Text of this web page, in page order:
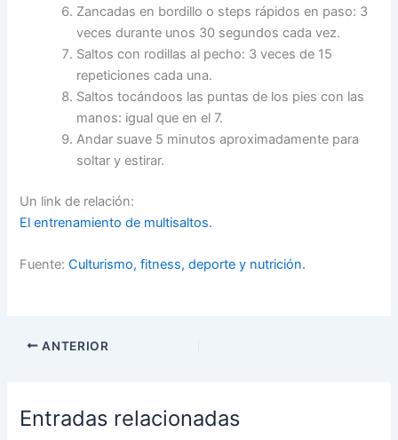
Zancadas en bordillo o steps rápidos en paso: 3
veces durante unos 30 segundos cada vez.
Saltos con rodillas al pecho: 3 veces de 15
repeticiones cada una.
Saltos tocándoos las puntas de los pies con las
manos: igual que en el 7.
Andar suave 5 minutos aproximadamente para
soltar y estirar.
Un link de relación:
El entrenamiento de multisaltos.
Fuente:Culturismo, fitness, deporte y nutrición.
ANTERIOR
Entradas relacionadas